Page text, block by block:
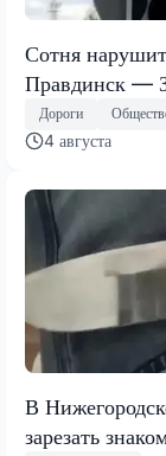
Сотня
Правдинск —
Дороги
4 августа
В
зарезать